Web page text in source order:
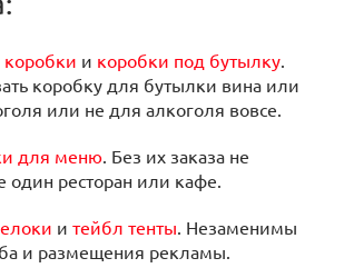
и коробки под бутылку.
коробку для бутылки вина или
или не для алкоголя вовсе.
для меню. Без их заказа не
один ресторан или кафе.
и тейбл тенты. Незаменимы
и размещения рекламы.